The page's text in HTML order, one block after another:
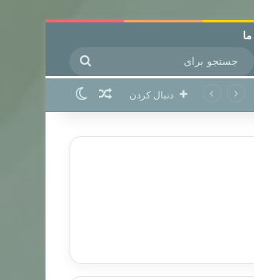
پوسته
برای دنبال کردن نوشته تصادفی